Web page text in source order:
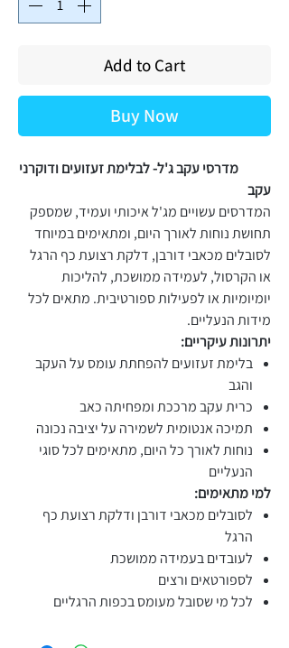
Add to Cart
Buy Now
מדרסי עקב ג'ל- לבלימת זעזועים ודוקרני
עקב
המדרסים עשויים מג'ל איכותי ועמיד, שמספק
תחושת נוחות לאורך היום, ומתאימים במיוחד
לסובלים מכאבי דורבן, דלקת רצועת כף הרגל
או הקרסול, לעמידה ממושכת, להליכות
יומיומיות או לפעילות ספורטיבית. מתאים לכל
מידות הנעליים.
יתרונות עיקריים:
בלימת זעזועים להפחתת עומס על העקב
והגב
כרית עקב מרככת ומפחיתה כאב
תמיכה אנטומית לשמירה על יציבה נכונה
נוחות לאורך כל היום, מתאימים לכל סוגי
הנעליים
למי מתאימים:
לסובלים מכאבי דורבן ודלקת רצועת כף
הרגל
לעובדים בעמידה ממושכת
לספורטאים ורצים
לכל מי שסובל מעומס בכפות הרגליים